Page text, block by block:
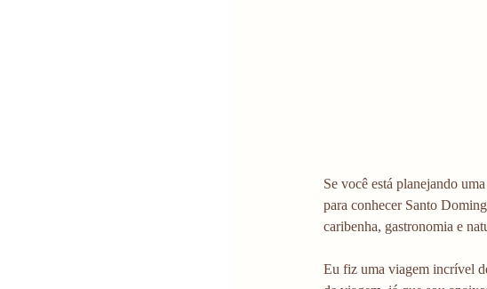
Se você está planejando
para conhecer Santo
caribenha, gastronomia e
Eu fiz uma viagem incrível